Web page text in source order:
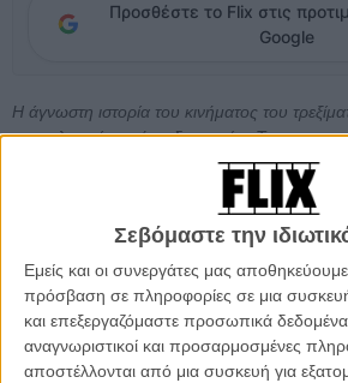
Σεβόμαστε την
Εμείς και οι συνεργάτες μας
πρόσβαση σε πληροφορίες σε μια
και επεξεργαζόμαστε προσωπικά
αναγνωριστικοί και προσαρμοσμένες
αποστέλλονται από μια συσκευή για
Προσθέστε το Flix στις
Google
Η άγνωστη ιστορία του κινήματος του
των τελευταίων πέντε δεκαετιών. Το
εξετάζει τις ιδεαλιστικές απαρχές του
δεκαετίας του ’60, τον αγώνα για το
άνθρωποι - ειδικά οι γυναίκες - ενάντια στον
επίσημων αθλητικών σωματείων, και την
ανθρώπων να συμμετάσχουν σε αγώνες
Από τους δρόμους της Νέας Υόρκης μέχρι
στα δέντρα των Ελβετικών Aλπεων, άνδρες
πρωταθλητές ή οι άνθρωποι της διπλανής
πρωταγωνιστές της ανείπωτης, μέχρι σήμερα,